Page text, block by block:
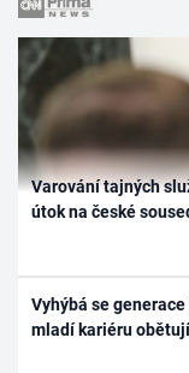
Varování tajných
útok na české
Vyhýbá se
mladí kariéru